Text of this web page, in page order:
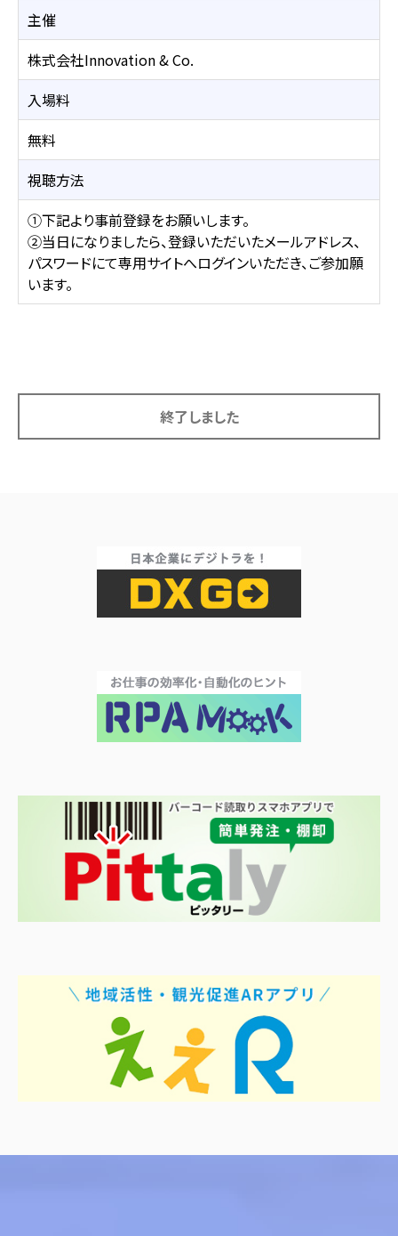
主催
株式会社Innovation & Co.
入場料
無料
視聴方法
①下記より事前登録をお願いします。
②当日になりましたら、登録いただいたメールアドレス、
パスワードにて専用サイトへログインいただき、ご参加願
います。
終了しました